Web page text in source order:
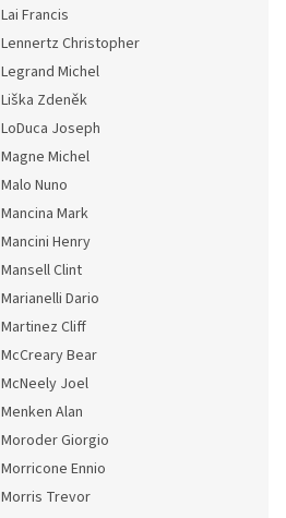
Lai Francis
Lennertz Christopher
Legrand Michel
Liška Zdeněk
LoDuca Joseph
Magne Michel
Malo Nuno
Mancina Mark
Mancini Henry
Mansell Clint
Marianelli Dario
Martinez Cliff
McCreary Bear
McNeely Joel
Menken Alan
Moroder Giorgio
Morricone Ennio
Morris Trevor